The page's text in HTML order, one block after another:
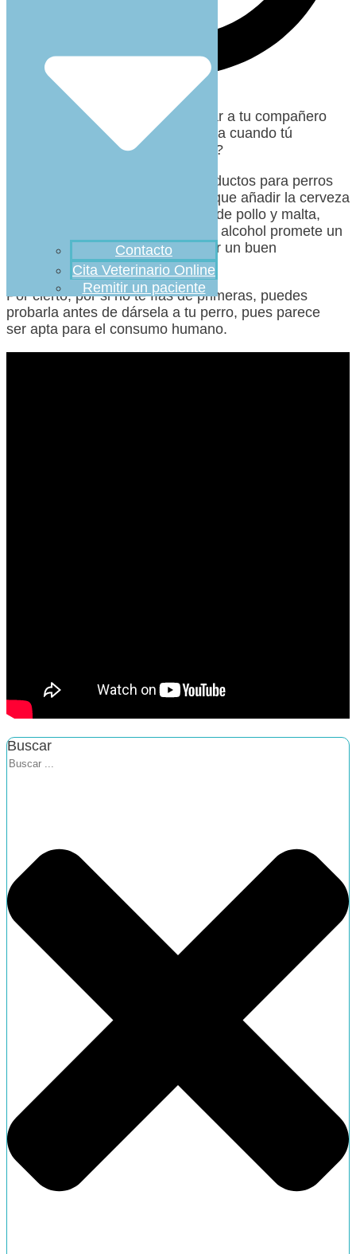
Contacto
Cita Veterinario Online
Remitir un paciente
Sí, has leído bien. ¿Por qué privar a tu compañero
canino de una refrescante cerveza cuando tú
disfrutas de la tuya plácidamente?
A la infinidad de asombrosos productos para perros
que circulan en el mercado, hay que añadir la cerveza
Hecha con extractos de pollo y malta,
esta bebida no carbonatada y sin alcohol promete un
refuerzo de vitamina B y fomentar un buen
funcionamiento de sus riñones.
Por cierto, por si no te fías de primeras, puedes
probarla antes de dársela a tu perro, pues parece
ser apta para el consumo humano.
Buscar